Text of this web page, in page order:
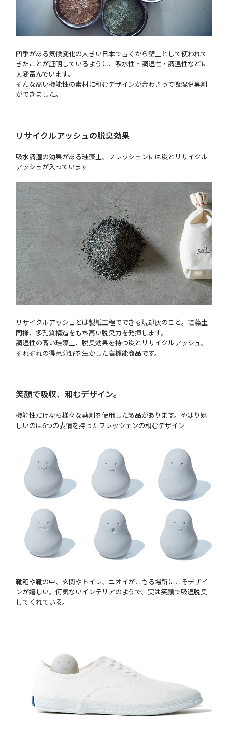
四季がある気候変化の大きい日本で古くから壁土として使われて
きたことが証明しているように、吸水性・調湿性・調温性などに
大変富んでいます。
そんな高い機能性の素材に和むデザインが合わさって吸湿脱臭剤
ができました。
リサイクルアッシュの脱臭効果
吸水調湿の効果がある珪藻土、フレッシェンには炭とリサイクル
アッシュが入っています
リサイクルアッシュとは製紙工程でできる焼却灰のこと。珪藻土
同様、多孔質構造をもち高い脱臭力を発揮します。
調湿性の高い珪藻土、脱臭効果を持つ炭とリサイクルアッシュ。
それぞれの得意分野を生かした高機能商品です。
笑顔で吸収、和むデザイン。
機能性だけなら様々な薬剤を使用した製品があります。やはり嬉
しいのは6つの表情を持ったフレッシェンの和むデザイン
靴箱や靴の中、玄関やトイレ、ニオイがこもる場所にこそデザイ
ンが嬉しい。何気ないインテリアのようで、実は笑顔で吸湿脱臭
してくれている。